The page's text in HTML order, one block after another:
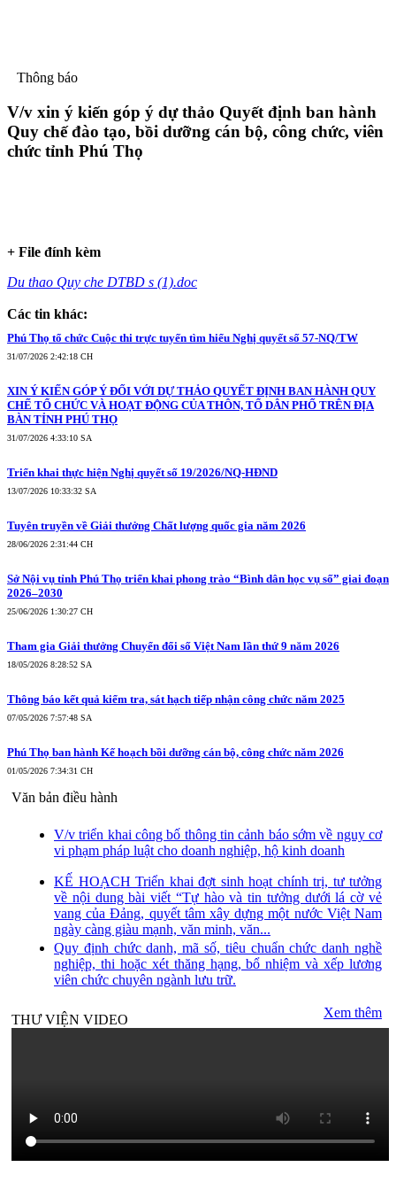
Thông báo
V/v xin ý kiến góp ý dự thảo Quyết định ban hành
Quy chế đào tạo, bồi dưỡng cán bộ, công chức, viên
chức tỉnh Phú Thọ
+ File đính kèm
Du thao Quy che DTBD s (1).doc
Các tin khác:
Phú Thọ tổ chức Cuộc thi trực tuyến tìm hiểu Nghị quyết số 57-NQ/TW
31/07/2026 2:42:18 CH
XIN Ý KIẾN GÓP Ý ĐỐI VỚI DỰ THẢO QUYẾT ĐỊNH BAN HÀNH QUY
CHẾ TỔ CHỨC VÀ HOẠT ĐỘNG CỦA THÔN, TỔ DÂN PHỐ TRÊN ĐỊA
BÀN TỈNH PHÚ THỌ
31/07/2026 4:33:10 SA
Triển khai thực hiện Nghị quyết số 19/2026/NQ-HĐND
13/07/2026 10:33:32 SA
Tuyên truyền về Giải thưởng Chất lượng quốc gia năm 2026
28/06/2026 2:31:44 CH
Sở Nội vụ tỉnh Phú Thọ triển khai phong trào “Bình dân học vụ số” giai đoạn
2026–2030
25/06/2026 1:30:27 CH
Tham gia Giải thưởng Chuyển đổi số Việt Nam lần thứ 9 năm 2026
18/05/2026 8:28:52 SA
Thông báo kết quả kiểm tra, sát hạch tiếp nhận công chức năm 2025
07/05/2026 7:57:48 SA
Phú Thọ ban hành Kế hoạch bồi dưỡng cán bộ, công chức năm 2026
01/05/2026 7:34:31 CH
Văn bản điều hành
V/v triển khai công bố thông tin cảnh báo sớm về nguy cơ
vi phạm pháp luật cho doanh nghiệp, hộ kinh doanh
KẾ HOẠCH Triển khai đợt sinh hoạt chính trị, tư tưởng
về nội dung bài viết “Tự hào và tin tưởng dưới lá cờ vẻ
vang của Đảng, quyết tâm xây dựng một nước Việt Nam
ngày càng giàu mạnh, văn minh, văn...
Quy định chức danh, mã số, tiêu chuẩn chức danh nghề
nghiệp, thi hoặc xét thăng hạng, bổ nhiệm và xếp lương
viên chức chuyên ngành lưu trữ.
Xem thêm
THƯ VIỆN VIDEO